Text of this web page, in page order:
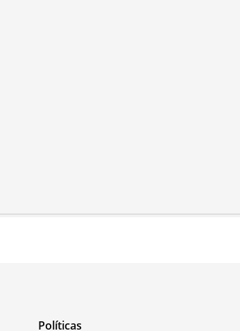
Políticas